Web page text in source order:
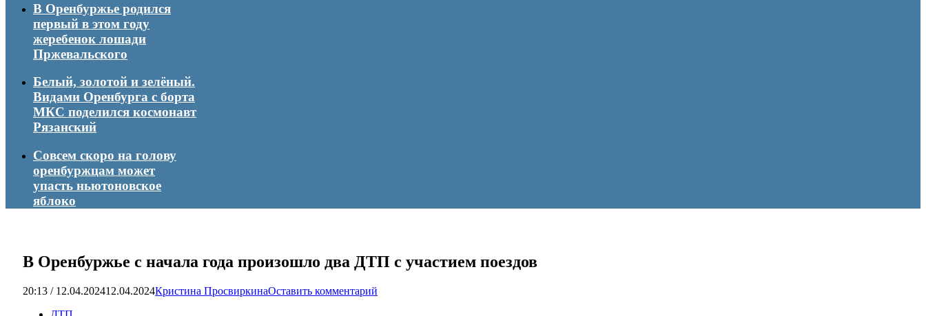
В Оренбуржье родился
первый в этом году
жеребенок лошади
Пржевальского
Белый, золотой и зелёный.
Видами Оренбурга с борта
МКС поделился космонавт
Рязанский
Совсем скоро на голову
оренбуржцам может
упасть ньютоновское
яблоко
В Оренбуржье с начала года произошло два ДТП с участием поездов
20:13 / 12.04.202412.04.2024Кристина ПросвиркинаОставить комментарий